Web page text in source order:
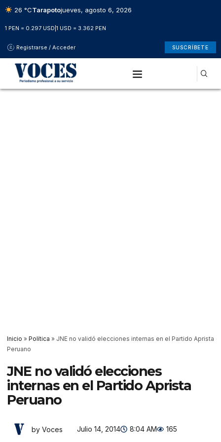
26 °CTarapotojueves, agosto 6, 2026
1 PEN = 0.297 USD 1 USD = 3.362 PEN
Registrarse / Acceder SUSCRÍBETE
Inicio » Política » JNE no validó elecciones internas en el Partido Aprista
Peruano
JNE no validó elecciones
internas en el Partido Aprista
Peruano
by Voces Julio 14, 2014 8:04 AM 165